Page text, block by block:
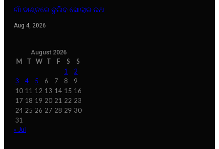
ଗାଁ ଦାଣ୍ଡରେ ବୁଲିବ ସୋଲାର ରଥ
Aug 4, 2026
August 2026
M T W T F S
S
1
2
3
4 5 6 7 8
9
10 11 12 13 14 15 16
17 18 19 20 21 22 23
24 25 26 27 28 29 30
31
« Jul